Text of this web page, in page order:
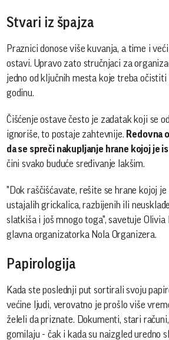
Stvari iz špajza
Praznici donose više kuvanja, a time i
ostavi. Upravo zato stručnjaci za
jedno od ključnih mesta koje treba očistiti
godinu.
Čišćenje ostave često je zadatak koji se
ignoriše, to postaje zahtevnije. Redovna
da se spreči nakupljanje hrane kojoj je
čini svako buduće sređivanje lakšim.
"Dok raščišćavate, rešite se hrane kojoj
ustajalih grickalica, razbijenih ili
slatkiša i još mnogo toga", savetuje Olivia
glavna organizatorka Nola Organizera.
Papirologija
Kada ste poslednji put sortirali svoju
većine ljudi, verovatno je prošlo više
želeli da priznate. Dokumenti, stari
gomilaju - čak i kada su naizgled uredno